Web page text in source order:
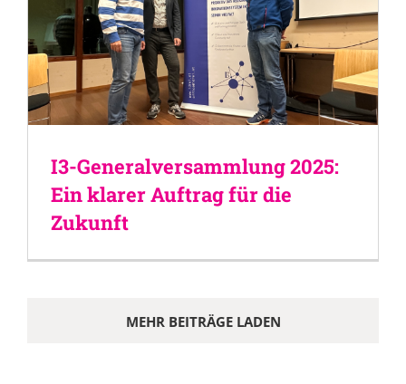
I3-Generalversammlung 2025:
Ein klarer Auftrag für die
Zukunft
MEHR BEITRÄGE LADEN